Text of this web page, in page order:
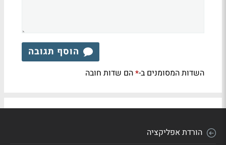
הוסף תגובה
השדות המסומנים ב-*הם שדות חובה
הורדת אפליקציה